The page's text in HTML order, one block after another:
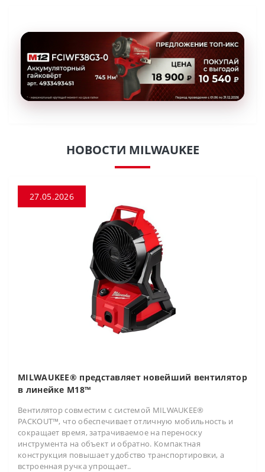
НОВОСТИ MILWAUKEE
27.05.2026
MILWAUKEE® представляет новейший вентилятор
в линейке M18™
Вентилятор совместим с системой MILWAUKEE®
PACKOUT™, что обеспечивает отличную мобильность и
сокращает время, затрачиваемое на переноску
инструмента на объект и обратно. Компактная
конструкция повышает удобство транспортировки, а
встроенная ручка упрощает..